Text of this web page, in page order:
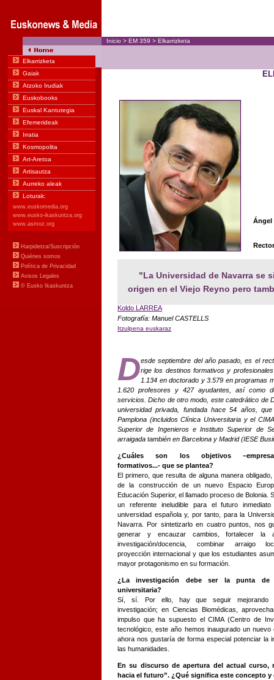
Ángel
"La Universidad de Navarra se
origen en el Viejo Reyno pero
Koldo LARREA
Fotografía: Manuel CASTELLS
Itzulpena euskaraz
Desde septiembre del año pasado, es el
rige los destinos formativos y
1.134 en doctorado y 3.579 en programas
1.620 profesores y 427 ayudantes, así como
servicios. Dicho de otro modo, este catedrático de
universidad privada, fundada hace 54 años,
Pamplona (incluidos Clínica Universitaria y el
Superior de Ingenieros e Instituto Superior de
arraigada también en Barcelona y Madrid (IESE
¿Cuáles son los objetivos
formativos...- que se plantea?
El primero, que resulta de alguna manera obligado,
de la construcción de un nuevo Espacio
Educación Superior, el llamado proceso de Bolonia.
un referente ineludible para el futuro
universidad española y, por tanto, para la
Navarra. Por sintetizarlo en cuatro puntos, nos
generar y encauzar cambios, fortalecer la
investigación/docencia, combinar arraigo
proyección internacional y que los estudiantes
mayor protagonismo en su formación.
¿La investigación debe ser la punta de
universitaria?
Sí, sí. Por ello, hay que seguir mejorando
investigación; en Ciencias Biomédicas,
impulso que ha supuesto el CIMA (Centro de
tecnológico, este año hemos inaugurado un
ahora nos gustaría de forma especial potenciar la
las humanidades.
En su discurso de apertura del actual curso,
hacia el futuro”. ¿Qué significa este concepto
Inicio > EM 359 > Elkarrizketa